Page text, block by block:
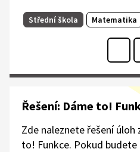
Střední škola Matematika
Řešení: Dáme to!
Zde naleznete řešení
to! Funkce. Pokud